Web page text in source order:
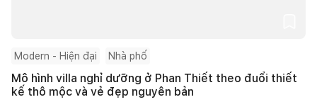
Modern - Hiện đại Nhà phố
Mô hình villa nghỉ dưỡng ở Phan Thiết theo đuổi thiết
kế thô mộc và vẻ đẹp nguyên bản